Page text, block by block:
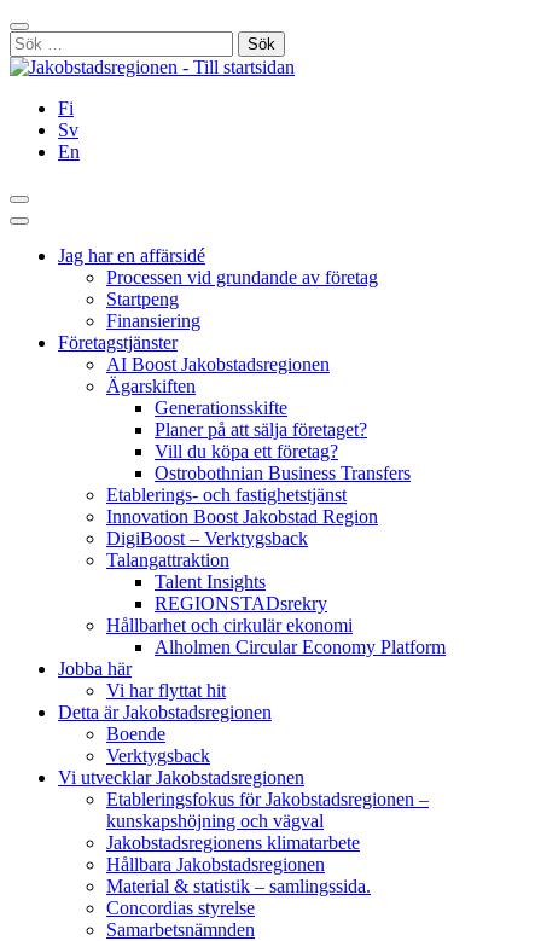
Hoppa
till
innehållet
Stäng
Sök
efter:
Fi
Sv
En
Sök
Huvudmeny
Jag har en affärsidé
Processen vid grundande av företag
Startpeng
Finansiering
Företagstjänster
AI Boost Jakobstadsregionen
Ägarskiften
Generationsskifte
Planer på att sälja företaget?
Vill du köpa ett företag?
Ostrobothnian Business Transfers
Etablerings- och fastighetstjänst
Innovation Boost Jakobstad Region
DigiBoost – Verktygsback
Talangattraktion
Talent Insights
REGIONSTADsrekry
Hållbarhet och cirkulär ekonomi
Alholmen Circular Economy Platform
Jobba här
Vi har flyttat hit
Detta är Jakobstadsregionen
Boende
Verktygsback
Vi utvecklar Jakobstadsregionen
Etableringsfokus för Jakobstadsregionen –
kunskapshöjning och vägval
Jakobstadsregionens klimatarbete
Hållbara Jakobstadsregionen
Material & statistik – samlingssida.
Concordias styrelse
Samarbetsnämnden